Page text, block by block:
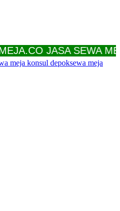
JASA SEWA MEJA
meja konsul depoksewa meja